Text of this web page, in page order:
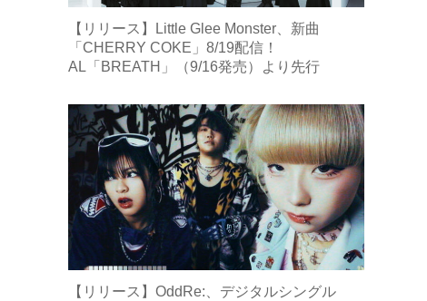
【リリース】Little Glee Monster、新曲
「CHERRY COKE」8/19配信！
AL「BREATH」（9/16発売）より先行
【リリース】OddRe:、デジタルシングル